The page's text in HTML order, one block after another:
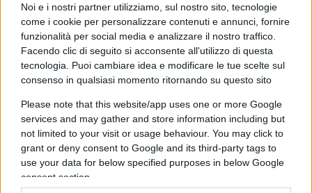
Noi e i nostri partner utilizziamo, sul nostro sito, tecnologie
come i cookie per personalizzare contenuti e annunci, fornire
funzionalità per social media e analizzare il nostro traffico.
Facendo clic di seguito si acconsente all'utilizzo di questa
tecnologia. Puoi cambiare idea e modificare le tue scelte sul
consenso in qualsiasi momento ritornando su questo sito
Please note that this website/app uses one or more Google
services and may gather and store information including but
not limited to your visit or usage behaviour. You may click to
grant or deny consent to Google and its third-party tags to
use your data for below specified purposes in below Google
consent section.
Quello spirito critico, insomma, che ogni tanto
bisognerebbe attivare per leggere tra le righe delle
notizie che arrivano non solo dal Cremlino
(campione didisinformatia) ma anche da Kiev, che
ha fatto sin dall’inizio uso sapiente della
propaganda.
Ecco perché non ci piacciono le liste di
proscrizione. Perché a forza di affibbiare